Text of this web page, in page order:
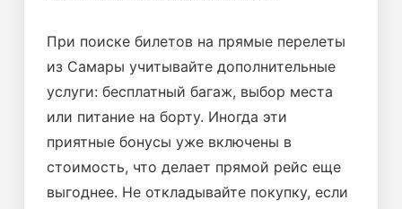
При поиске билетов на прямые перелеты
из Самары учитывайте дополнительные
услуги: бесплатный багаж, выбор места
или питание на борту. Иногда эти
приятные бонусы уже включены в
стоимость, что делает прямой рейс еще
выгоднее. Не откладывайте покупку, если